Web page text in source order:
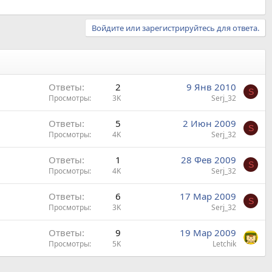
Войдите или зарегистрируйтесь для ответа.
Ответы 2
Просмотры 3K
9 Янв 2010
Serj_32
S
Ответы 5
Просмотры 4K
2 Июн 2009
Serj_32
S
Ответы 1
Просмотры 4K
28 Фев 2009
Serj_32
S
Ответы 6
Просмотры 3K
17 Мар 2009
Serj_32
S
Ответы 9
Просмотры 5K
19 Мар 2009
Letchik